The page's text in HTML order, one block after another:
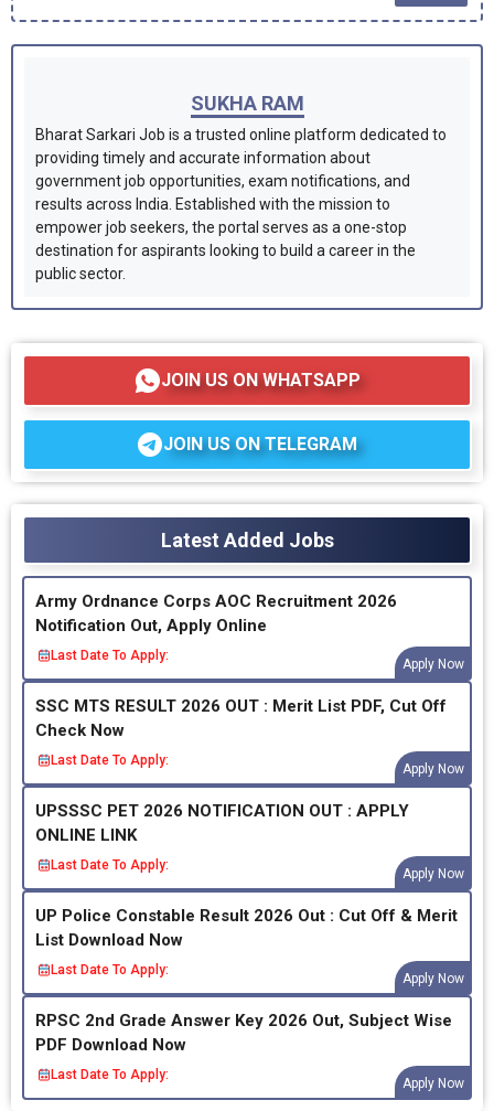
SUKHA RAM
Bharat Sarkari Job is a trusted online platform dedicated to
providing timely and accurate information about
government job opportunities, exam notifications, and
results across India. Established with the mission to
empower job seekers, the portal serves as a one-stop
destination for aspirants looking to build a career in the
public sector.
JOIN US ON WHATSAPP
JOIN US ON TELEGRAM
Latest Added Jobs
Army Ordnance Corps AOC Recruitment 2026
Notification Out, Apply Online
Last Date To Apply:
Apply Now
SSC MTS RESULT 2026 OUT : Merit List PDF, Cut Off
Check Now
Last Date To Apply:
Apply Now
UPSSSC PET 2026 NOTIFICATION OUT : APPLY
ONLINE LINK
Last Date To Apply:
Apply Now
UP Police Constable Result 2026 Out : Cut Off & Merit
List Download Now
Last Date To Apply:
Apply Now
RPSC 2nd Grade Answer Key 2026 Out, Subject Wise
PDF Download Now
Last Date To Apply:
Apply Now